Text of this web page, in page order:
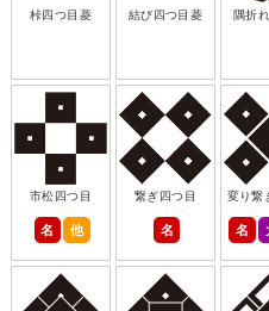
桛四つ目菱 結び四つ目菱 隅折
市松四つ目
名 他
繋ぎ四つ目
名
変り繋
名